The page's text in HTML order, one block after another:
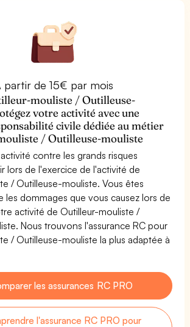
partir de 15€ par mois
mouliste / Outilleuse-
votre activité avec une
civile dédiée au métier
/ Outilleuse-mouliste
contre les grands risques
lors de l'exercice de l'activité de
/ Outilleuse-mouliste. Vous êtes
dommages que vous causez lors de
activité de Outilleur-mouliste /
Nous trouvons l'assurance RC pour
/ Outilleuse-mouliste la plus adaptée à
les assurances RC PRO
l'assurance RC PRO pour